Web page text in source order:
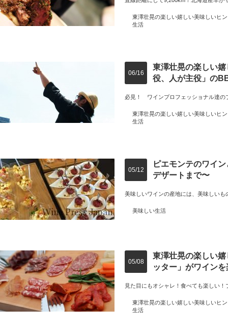
東澤壮晃の楽しい嬉しい美味しいヒ
生活
東澤壮晃の楽しい
役、人が主役」の
06/16
必見！ ワインプロフェッショナル達の
東澤壮晃の楽しい嬉しい美味しいヒ
生活
ピエモンテのワイ
デザートまで〜
05/12
美味しいワインの産地には、美味しいも
美味しい生活
東澤壮晃の楽しい
ッター」がワイン
05/08
見た目にもオシャレ！食べても楽しい
東澤壮晃の楽しい嬉しい美味しいヒ
生活